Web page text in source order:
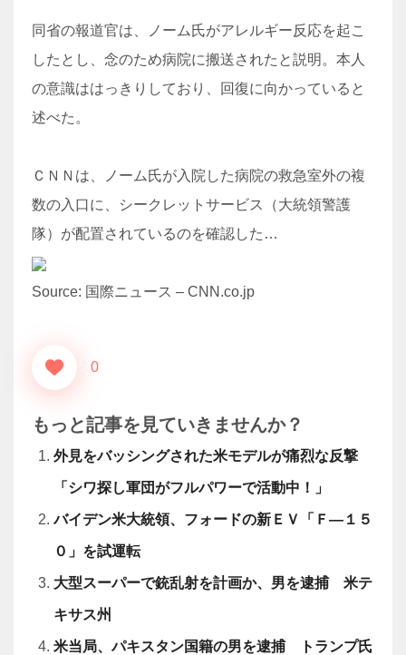
同省の報道官は、ノーム氏がアレルギー反応を起こ
したとし、念のため病院に搬送されたと説明。本人
の意識ははっきりしており、回復に向かっていると
述べた。
ＣＮＮは、ノーム氏が入院した病院の救急室外の複
数の入口に、シークレットサービス（大統領警護
隊）が配置されているのを確認した…
Source: 国際ニュース – CNN.co.jp
0
もっと記事を見ていきませんか？
外見をバッシングされた米モデルが痛烈な反撃
「シワ探し軍団がフルパワーで活動中！」
バイデン米大統領、フォードの新ＥＶ「Ｆ―１５
０」を試運転
大型スーパーで銃乱射を計画か、男を逮捕 米テ
キサス州
米当局、パキスタン国籍の男を逮捕 トランプ氏